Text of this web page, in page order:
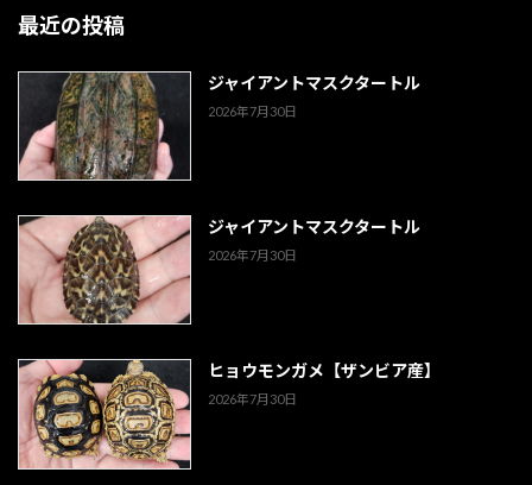
の
ペ
ー
ジ
り
最近の投稿
ジャイアントマスクタートル
2026年7月30日
ジャイアントマスクタートル
2026年7月30日
ヒョウモンガメ【ザンビア産】
2026年7月30日